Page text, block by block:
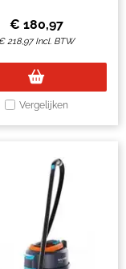
€ 180,97
218,97 Incl. BTW
Vergelijken